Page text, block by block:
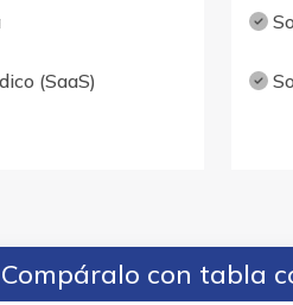
(SaaS)
Compáralo con tabla